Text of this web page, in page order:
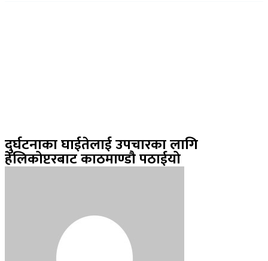
दुर्घटनाका घाईतेलाई उपचारका लागि
हेलिकोप्टरबाट काठमाण्डौ पठाईयो